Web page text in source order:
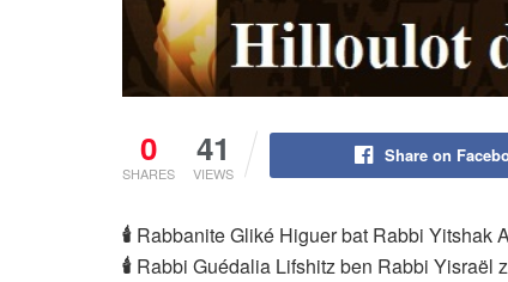
0
SHARES
41
VIEWS
Share on
🕯 Rabbanite Gliké Higuer bat Rabbi Yitshak
🕯 Rabbi Guédalia Lifshitz ben Rabbi Yisraël